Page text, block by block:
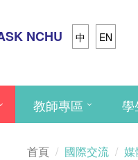
NCHU 中 EN
教師專區 學
首頁 國際交流 媒